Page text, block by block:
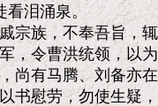
泪涌泉。
族，不奉吾旨，辄
，令曹洪统领，以
有马腾、刘备亦在
书慰劳，勿使生疑